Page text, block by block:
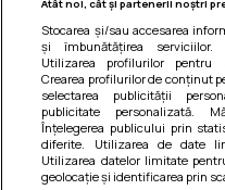
Atât noi, cât și partenerii noștri
Stocarea și/sau accesarea
și îmbunătățirea serviciilor.
Utilizarea profilurilor pentru
Crearea profilurilor de conținut
selectarea publicității
publicitate personalizată.
Înțelegerea publicului prin
diferite. Utilizarea de date
Utilizarea datelor limitate
geolocație și identificarea prin